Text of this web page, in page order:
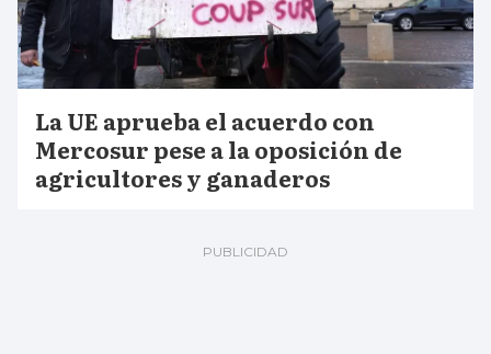
La UE aprueba el acuerdo con
Mercosur pese a la oposición de
agricultores y ganaderos